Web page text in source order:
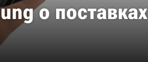
о поставках